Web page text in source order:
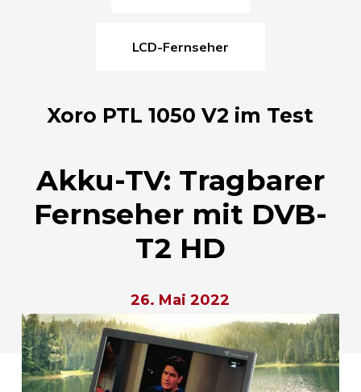
LCD-Fernseher
Xoro PTL 1050 V2 im Test
Akku-TV: Tragbarer
Fernseher mit DVB-
T2 HD
26. Mai 2022